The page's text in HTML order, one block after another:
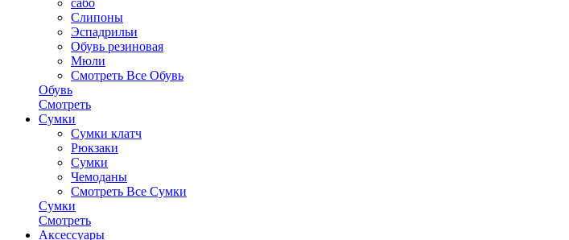
сабо
Слипоны
Эспадрильи
Обувь резиновая
Мюли
Смотреть Все Обувь
Обувь
Смотреть
Сумки
Сумки клатч
Рюкзаки
Сумки
Чемоданы
Смотреть Все Сумки
Сумки
Смотреть
Аксессуары